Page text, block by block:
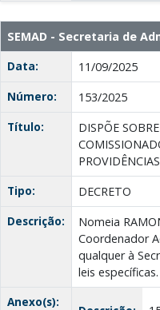
SEMAD - Secretaria de
Data:
11/09/2025
Número:
153/2025
Título:
DISPÕE
Tipo:
DECRETO
Descrição:
Nomeia
Coordenador
qualquer à
leis específicas.
Anexo(s):